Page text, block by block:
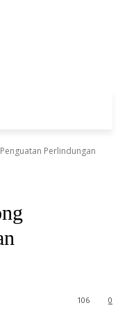
Perlindungan
0
106